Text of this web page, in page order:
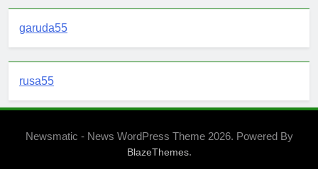
garuda55
rusa55
Newsmatic - News WordPress Theme 2026. Powered By
BlazeThemes.